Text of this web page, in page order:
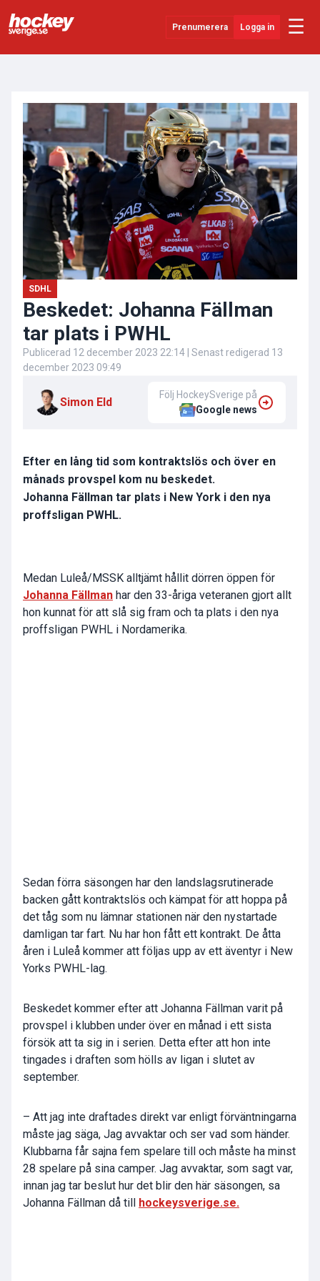
Prenumerera Logga in ☰
SHL
Evenemang
Övrigt
SDHL
Beskedet: Johanna Fällman
tar plats i PWHL
Publicerad 12 december 2023 22:14 | Senast redigerad 13
december 2023 09:49
Simon Eld
Följ HockeySverige på
Google news
Efter en lång tid som kontraktslös och över en
månads provspel kom nu beskedet.
Johanna Fällman tar plats i New York i den nya
proffsligan PWHL.
Medan Luleå/MSSK alltjämt hållit dörren öppen för
Johanna Fällman har den 33-åriga veteranen gjort allt
hon kunnat för att slå sig fram och ta plats i den nya
proffsligan PWHL i Nordamerika.
Sedan förra säsongen har den landslagsrutinerade
backen gått kontraktslös och kämpat för att hoppa på
det tåg som nu lämnar stationen när den nystartade
damligan tar fart. Nu har hon fått ett kontrakt. De åtta
åren i Luleå kommer att följas upp av ett äventyr i New
Yorks PWHL-lag.
Beskedet kommer efter att Johanna Fällman varit på
provspel i klubben under över en månad i ett sista
försök att ta sig in i serien. Detta efter att hon inte
tingades i draften som hölls av ligan i slutet av
september.
– Att jag inte draftades direkt var enligt förväntningarna
måste jag säga, Jag avvaktar och ser vad som händer.
Klubbarna får sajna fem spelare till och måste ha minst
28 spelare på sina camper. Jag avvaktar, som sagt var,
innan jag tar beslut hur det blir den här säsongen, sa
Johanna Fällman då till
hockeysverige.se.